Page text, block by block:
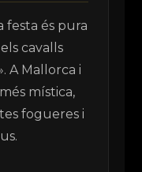
festa és pura
cavalls
A Mallorca i
mística,
fogueres i